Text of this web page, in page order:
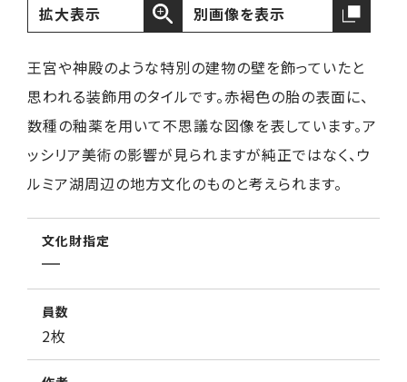
拡大表示 別画像を表示
王宮や神殿のような特別の建物の壁を飾っていたと
思われる装飾用のタイルです。赤褐色の胎の表面に、
数種の釉薬を用いて不思議な図像を表しています。ア
ッシリア美術の影響が見られますが純正ではなく、ウ
ルミア湖周辺の地方文化のものと考えられます。
文化財指定
員数
2枚